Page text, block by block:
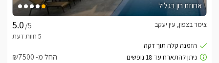
אחוזת רון בגליל
/5
צימר בצפון, עין יעקב
החל מ- ₪7500